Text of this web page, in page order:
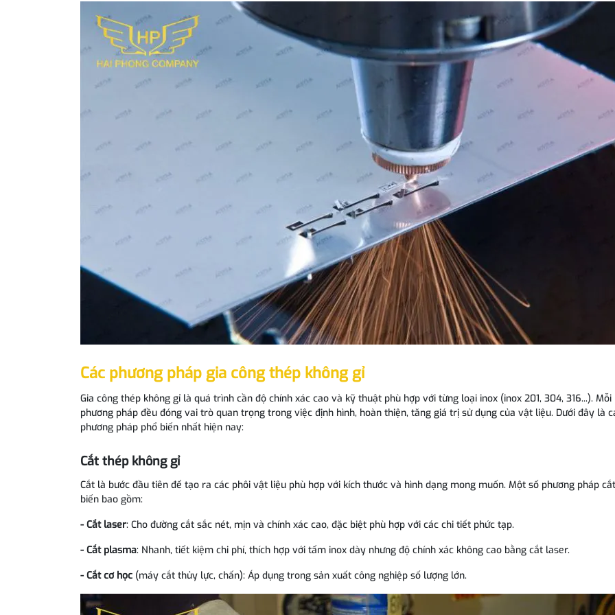
Các phương pháp gia công thép không gỉ
Gia công thép không gỉ là quá trình cần độ chính xác cao và kỹ thuật phù hợp với từng loại inox (inox 201, 304, 316...). Mỗi
phương pháp đều đóng vai trò quan trọng trong việc định hình, hoàn thiện, tăng giá trị sử dụng của vật liệu. Dưới đây là
phương pháp phổ biến nhất hiện nay:
Cắt thép không gỉ
Cắt là bước đầu tiên để tạo ra các phôi vật liệu phù hợp với kích thước và hình dạng mong muốn. Một số phương pháp
biến bao gồm:
- Cắt laser: Cho đường cắt sắc nét, mịn và chính xác cao, đặc biệt phù hợp với các chi tiết phức tạp.
- Cắt plasma: Nhanh, tiết kiệm chi phí, thích hợp với tấm inox dày nhưng độ chính xác không cao bằng cắt laser.
- Cắt cơ học (máy cắt thủy lực, chấn): Áp dụng trong sản xuất công nghiệp số lượng lớn.